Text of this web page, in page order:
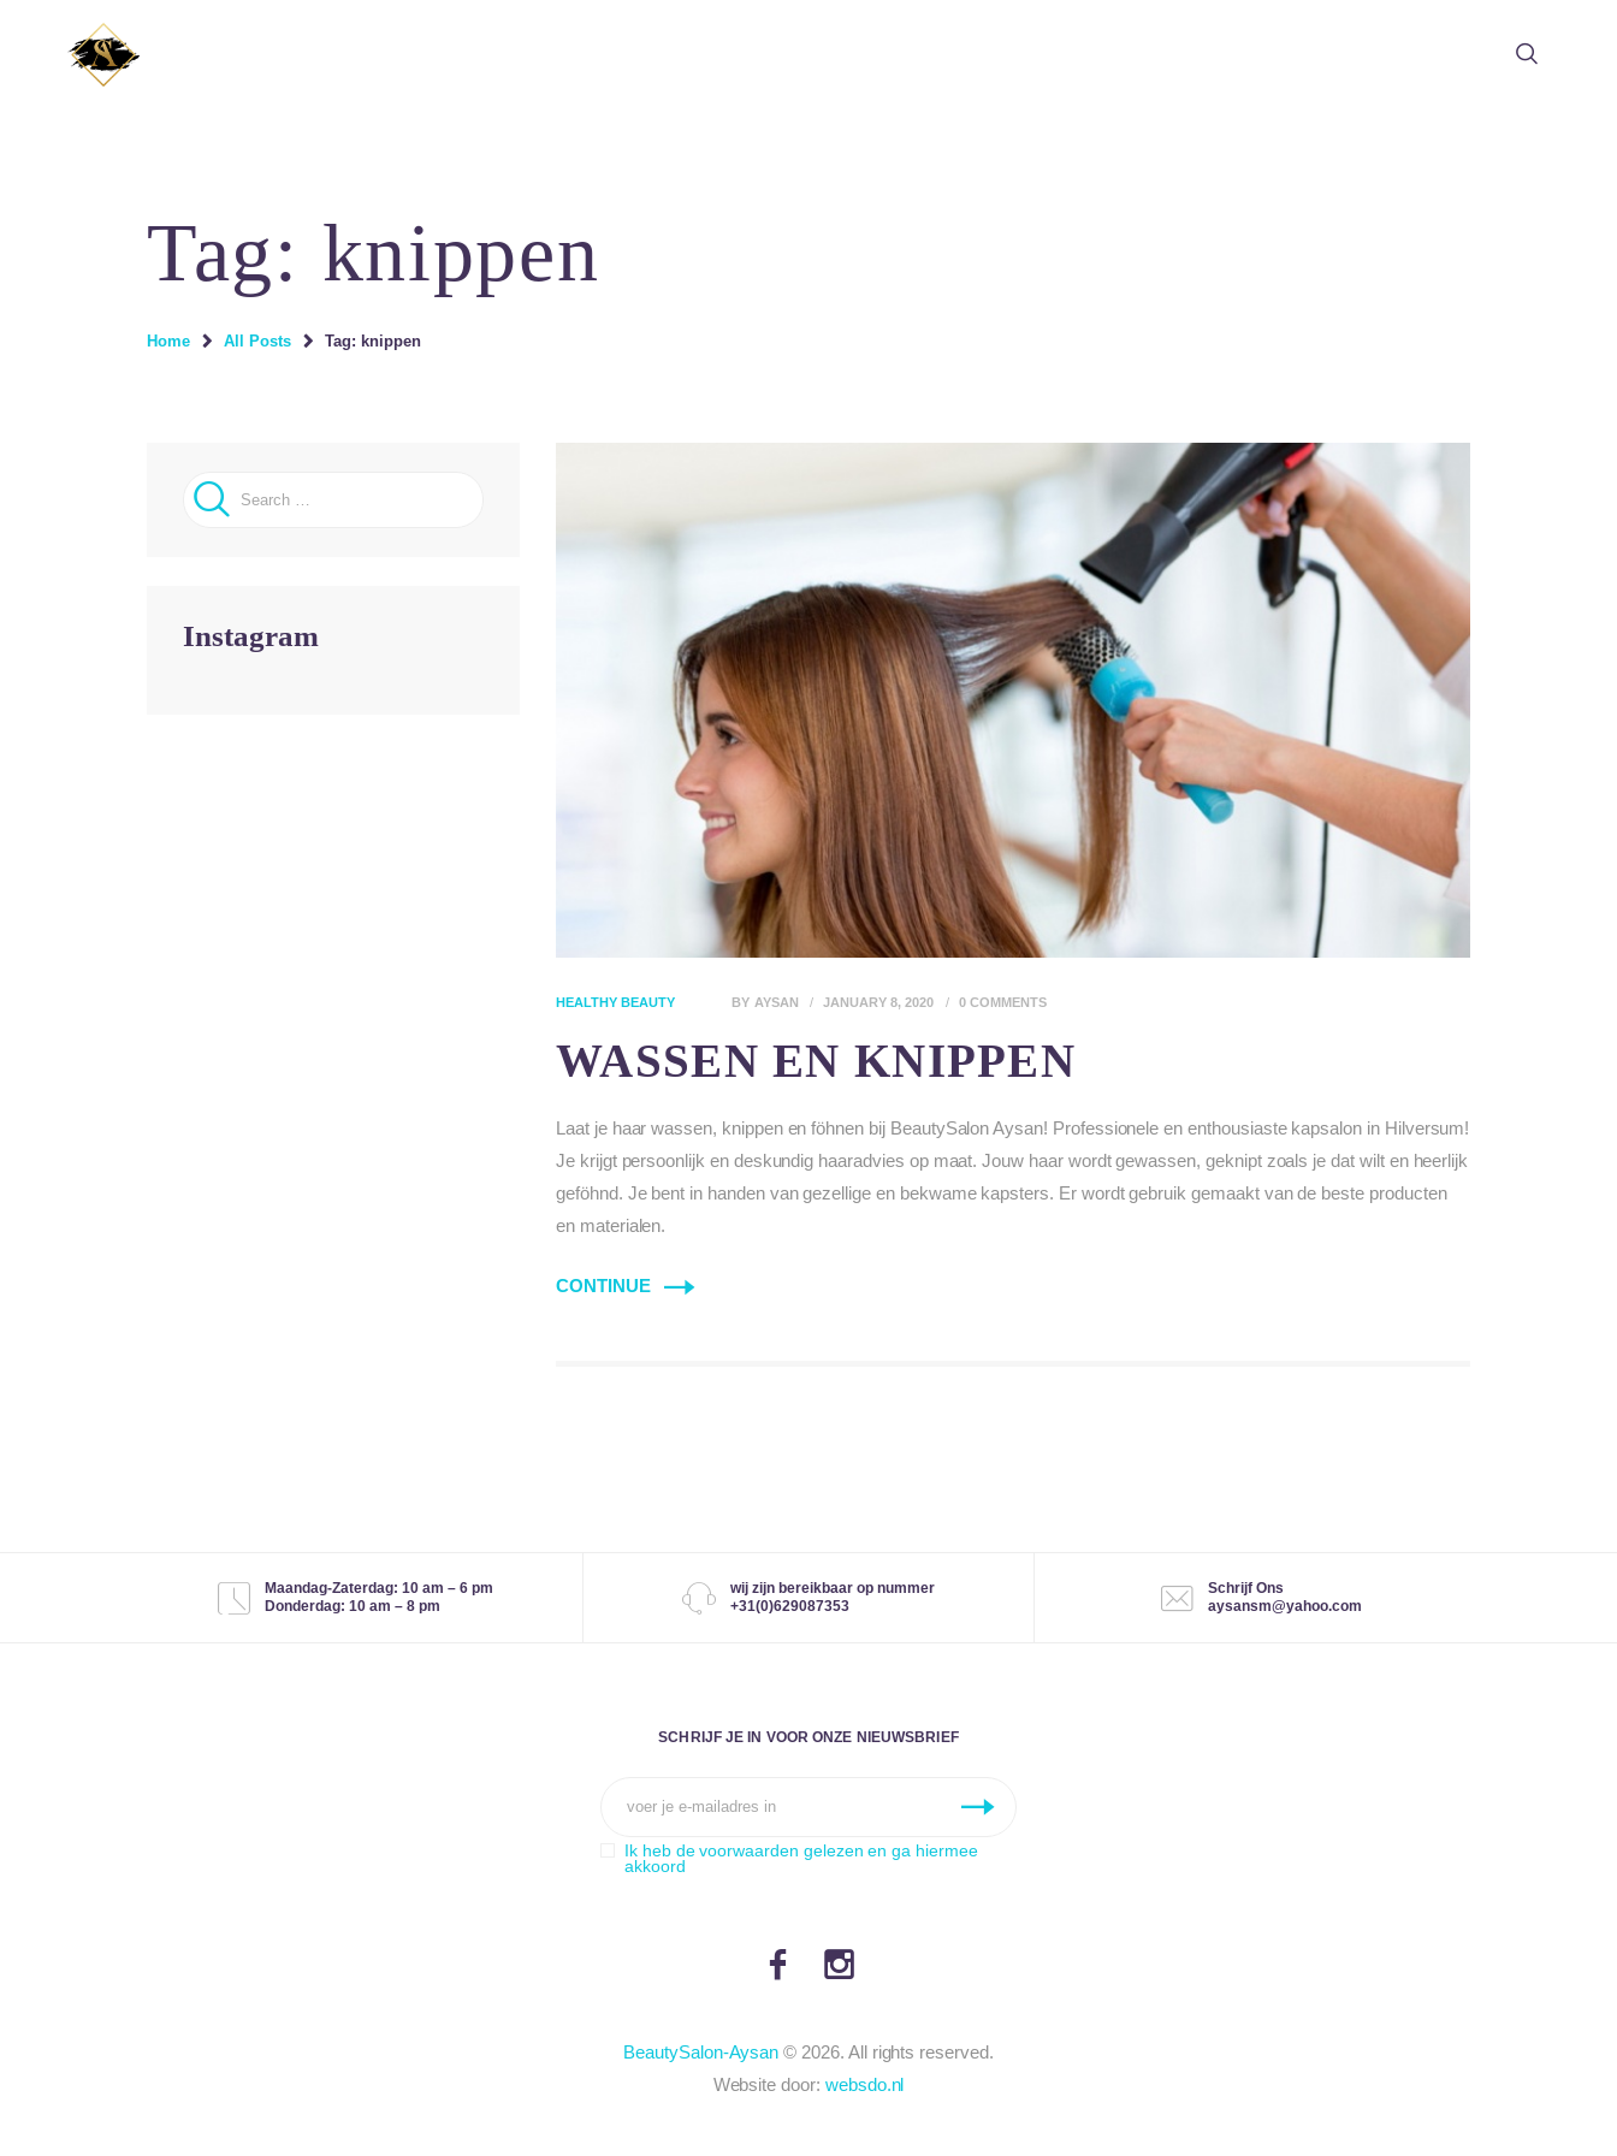
Tag: knippen
Home All Posts Tag: knippen
CONTACTS
HEALTHY BEAUTY BY AYSAN JANUARY 8, 2020 0 COMMENTS
WASSEN EN KNIPPEN
Laat je haar wassen, knippen en föhnen bij BeautySalon Aysan! Professionele en enthousiaste kapsalon in Hilversum!
Je krijgt persoonlijk en deskundig haaradvies op maat. Jouw haar wordt gewassen, geknipt zoals je dat wilt en heerlijk
geföhnd. Je bent in handen van gezellige en bekwame kapsters. Er wordt gebruik gemaakt van de beste producten
en materialen.
CONTINUE
Search for:
Instagram
Maandag-Zaterdag: 10 am – 6 pm
Donderdag: 10 am – 8 pm
wij zijn bereikbaar op nummer
+31(0)629087353
Schrijf Ons
aysansm@yahoo.com
SCHRIJF JE IN VOOR ONZE NIEUWSBRIEF
Ik heb de voorwaarden gelezen en ga hiermee
akkoord
BeautySalon-Aysan © 2026. All rights reserved.
Website door: websdo.nl